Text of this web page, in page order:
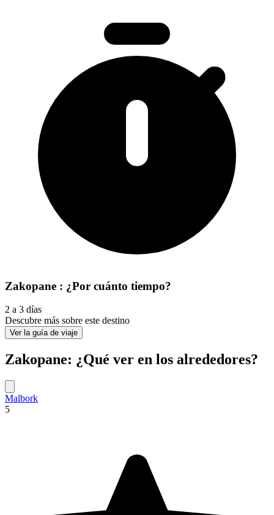
Zakopane : ¿Por cuánto tiempo?
2 a 3 días
Descubre más sobre este destino
Ver la guía de viaje
Zakopane: ¿Qué ver en los alrededores?
Malbork
5